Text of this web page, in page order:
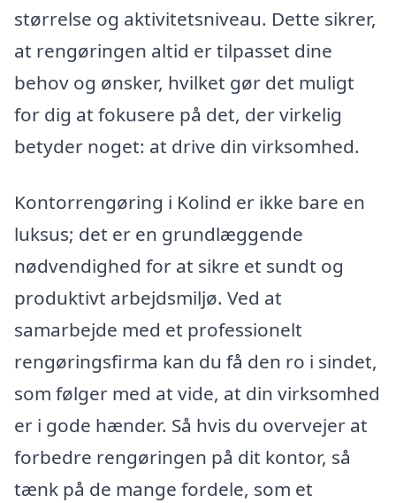
størrelse og aktivitetsniveau. Dette sikrer,
at rengøringen altid er tilpasset dine
behov og ønsker, hvilket gør det muligt
for dig at fokusere på det, der virkelig
betyder noget: at drive din virksomhed.
Kontorrengøring i Kolind er ikke bare en
luksus; det er en grundlæggende
nødvendighed for at sikre et sundt og
produktivt arbejdsmiljø. Ved at
samarbejde med et professionelt
rengøringsfirma kan du få den ro i sindet,
som følger med at vide, at din virksomhed
er i gode hænder. Så hvis du overvejer at
forbedre rengøringen på dit kontor, så
tænk på de mange fordele, som et